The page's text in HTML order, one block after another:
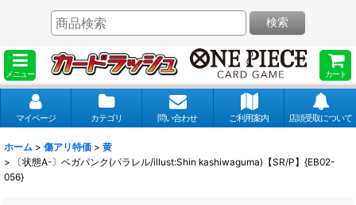
メニュー カート
検索
マイページ カテゴリ 問い合わせ ご利用案内 店頭受取について
ホーム > 傷アリ特価 > 黄
>
〔状態A-〕ベガパンク(パラレル/illust:Shin kashiwaguma)【SR/P】{EB02-
056}